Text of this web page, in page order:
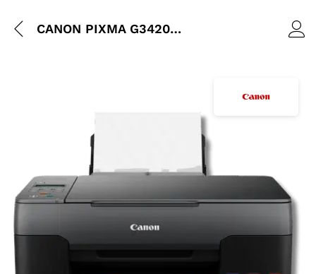
CANON PIXMA G3420-wifi